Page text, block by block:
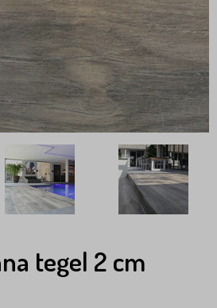
tegel 2 cm